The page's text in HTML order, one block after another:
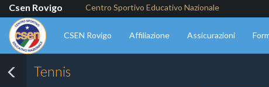
Csen Rovigo Centro Sportivo Educativo Nazionale
CSEN Rovigo Affiliazione Assicurazioni
Tennis